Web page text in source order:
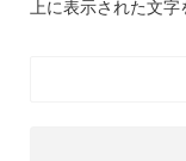
上に表示された文字